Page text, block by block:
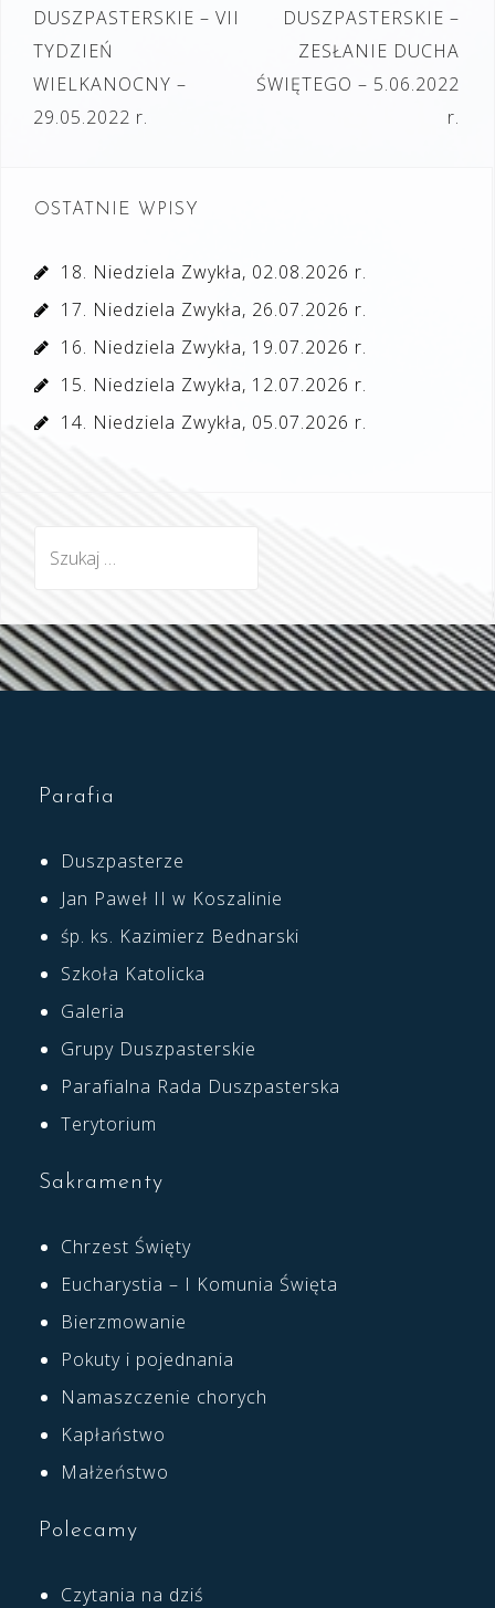
wpisu
DUSZPASTERSKIE – VII
TYDZIEŃ
WIELKANOCNY –
29.05.2022 r.
DUSZPASTERSKIE –
ZESŁANIE DUCHA
ŚWIĘTEGO – 5.06.2022
r.
OSTATNIE WPISY
18. Niedziela Zwykła, 02.08.2026 r.
17. Niedziela Zwykła, 26.07.2026 r.
16. Niedziela Zwykła, 19.07.2026 r.
15. Niedziela Zwykła, 12.07.2026 r.
14. Niedziela Zwykła, 05.07.2026 r.
Parafia
Duszpasterze
Jan Paweł II w Koszalinie
śp. ks. Kazimierz Bednarski
Szkoła Katolicka
Galeria
Grupy Duszpasterskie
Parafialna Rada Duszpasterska
Terytorium
Sakramenty
Chrzest Święty
Eucharystia – I Komunia Święta
Bierzmowanie
Pokuty i pojednania
Namaszczenie chorych
Kapłaństwo
Małżeństwo
Polecamy
Czytania na dziś